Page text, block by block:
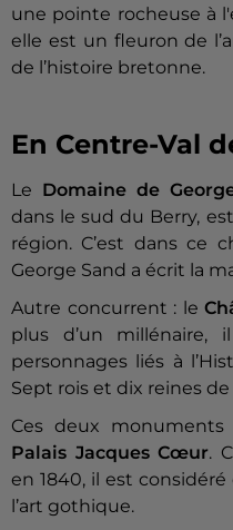
une pointe rocheuse à
elle est un fleuron de
de l’histoire bretonne.
En Centre-Val
Le Domaine de
dans le sud du Berry,
région. C’est dans ce
George Sand a écrit la
Autre concurrent : le
plus d’un millénaire,
personnages liés à
Sept rois et dix reines
Ces deux
Palais Jacques Cœur.
en 1840, il est
l’art gothique.